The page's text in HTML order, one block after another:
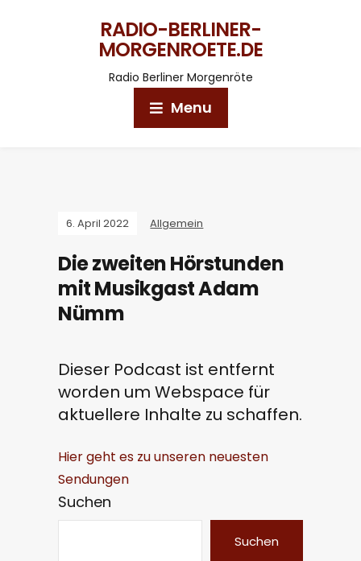
RADIO-BERLINER-
MORGENROETE.DE
Radio Berliner Morgenröte
Menu
6. April 2022 Allgemein
Die zweiten Hörstunden
mit Musikgast Adam
Nümm
Dieser Podcast ist entfernt
worden um Webspace für
aktuellere Inhalte zu schaffen.
Hier geht es zu unseren neuesten
Sendungen
Suchen
Suchen